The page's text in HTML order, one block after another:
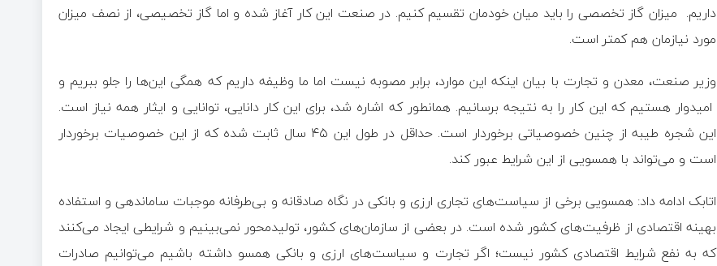
داریم. میزان گاز تخصصی را باید میان خودمان تقسیم کنیم. در صنعت این کار آغاز شده و اما گاز تخصیصی، از نصف میزان
مورد نیازمان هم کمتر است.
وزیر صنعت، معدن و تجارت با بیان اینکه این موارد، برابر مصوبه نیست اما ما وظیفه داریم که همگی این‌ها را جلو ببریم و
امیدوار هستیم که این کار را به نتیجه برسانیم. همانطور که اشاره شد، برای این کار دانایی، توانایی و ایثار همه نیاز است.
این شجره طیبه از چنین خصوصیاتی برخوردار است. حداقل در طول این ۴۵ سال ثابت شده که از این خصوصیات برخوردار
است و می‌تواند با همسویی از این شرایط عبور کند.
اتابک ادامه داد: همسویی برخی از سیاست‌های تجاری ارزی و بانکی در نگاه صادقانه و بی‌طرفانه موجبات ساماندهی و استفاده
بهینه اقتصادی از ظرفیت‌های کشور شده است. در بعضی از سازمان‌های کشور، تولیدمحور نمی‌بینیم و شرایطی ایجاد می‌کنند
که به نفع شرایط اقتصادی کشور نیست؛ اگر تجارت و سیاست‌های ارزی و بانکی همسو داشته باشیم می‌توانیم صادرات